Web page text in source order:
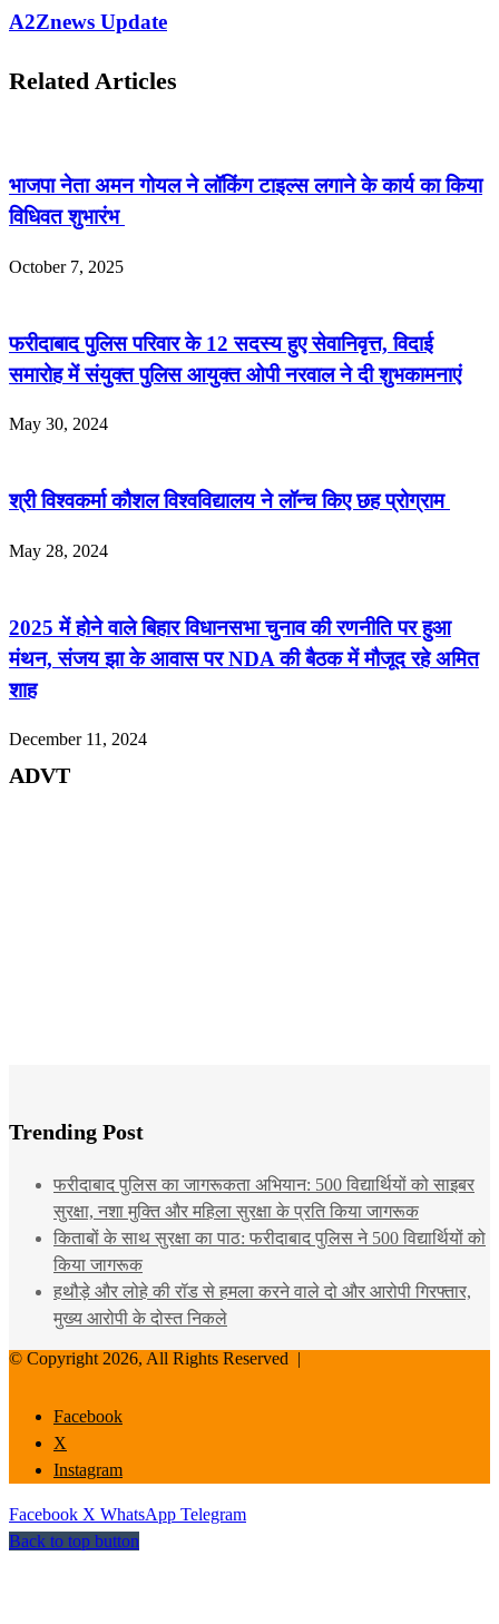
A2Znews Update
Related Articles
भाजपा नेता अमन गोयल ने लॉकिंग टाइल्स लगाने के कार्य का किया
विधिवत शुभारंभ
October 7, 2025
फरीदाबाद पुलिस परिवार के 12 सदस्य हुए सेवानिवृत्त, विदाई
समारोह में संयुक्त पुलिस आयुक्त ओपी नरवाल ने दी शुभकामनाएं
May 30, 2024
श्री विश्वकर्मा कौशल विश्वविद्यालय ने लॉन्च किए छह प्रोग्राम
May 28, 2024
2025 में होने वाले बिहार विधानसभा चुनाव की रणनीति पर हुआ
मंथन, संजय झा के आवास पर NDA की बैठक में मौजूद रहे अमित
शाह
December 11, 2024
ADVT
Trending Post
फरीदाबाद पुलिस का जागरूकता अभियान: 500 विद्यार्थियों को साइबर
सुरक्षा, नशा मुक्ति और महिला सुरक्षा के प्रति किया जागरूक
किताबों के साथ सुरक्षा का पाठ: फरीदाबाद पुलिस ने 500 विद्यार्थियों को
किया जागरूक
हथौड़े और लोहे की रॉड से हमला करने वाले दो और आरोपी गिरफ्तार,
मुख्य आरोपी के दोस्त निकले
© Copyright 2026, All Rights Reserved |
Facebook
X
Instagram
Facebook X WhatsApp Telegram
Back to top button